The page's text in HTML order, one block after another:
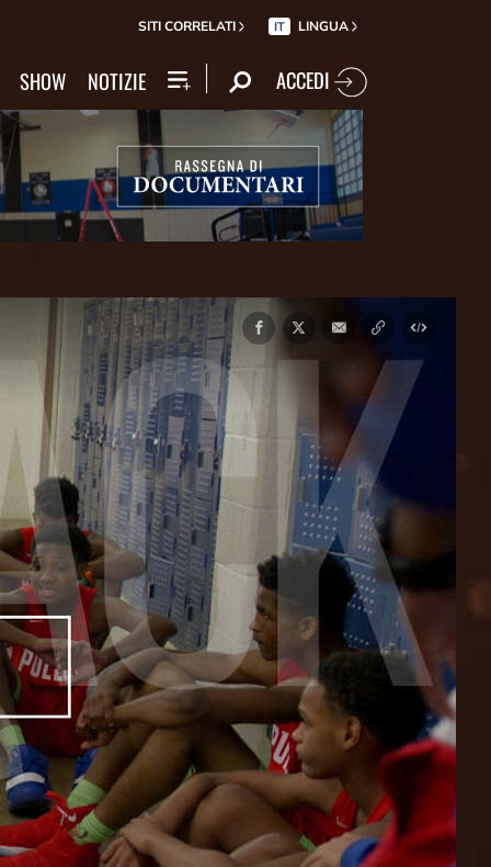
SITI CORRELATI IT LINGUA
SHOW NOTIZIE ACCEDI